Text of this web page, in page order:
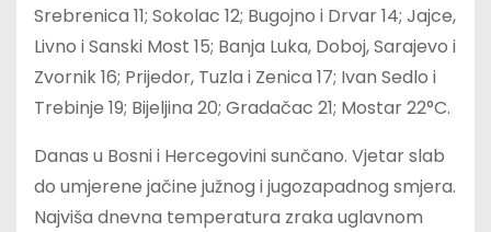
Srebrenica 11; Sokolac 12; Bugojno i Drvar 14; Jajce,
Livno i Sanski Most 15; Banja Luka, Doboj, Sarajevo i
Zvornik 16; Prijedor, Tuzla i Zenica 17; Ivan Sedlo i
Trebinje 19; Bijeljina 20; Gradačac 21; Mostar 22°C.
Danas u Bosni i Hercegovini sunčano. Vjetar slab
do umjerene jačine južnog i jugozapadnog smjera.
Najviša dnevna temperatura zraka uglavnom